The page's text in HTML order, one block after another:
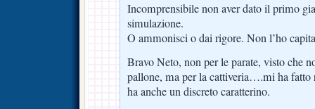
Incomprensibile non aver dato il primo
simulazione.
O ammonisci o dai rigore. Non l’ho
Bravo Neto, non per le parate, visto che
pallone, ma per la cattiveria….mi ha fatto
ha anche un discreto caratterino.